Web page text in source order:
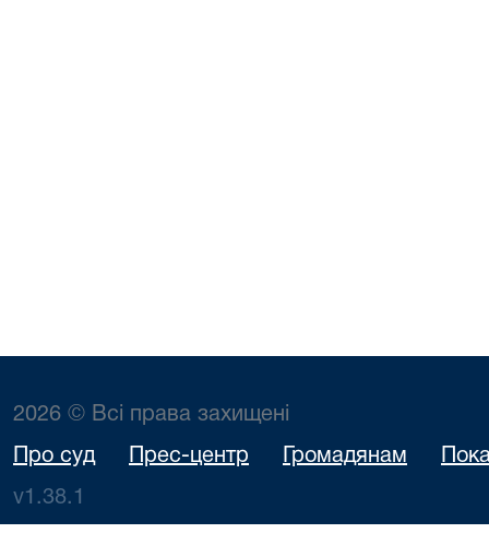
2026 © Всі права захищені
Про суд Прес-центр Громадянам
v1.38.1